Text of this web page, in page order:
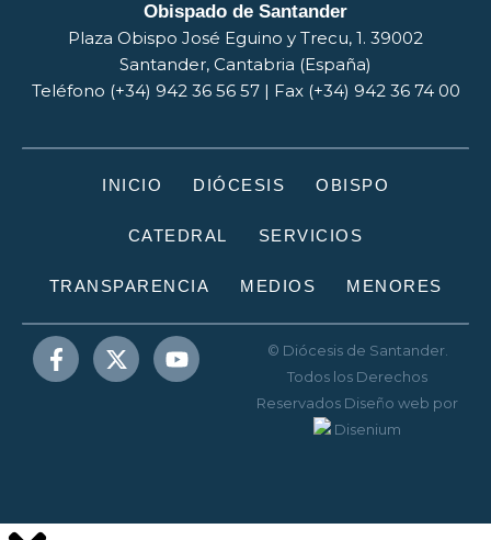
Obispado de Santander
Plaza Obispo José Eguino y Trecu, 1. 39002
Santander, Cantabria (España)
Teléfono (+34) 942 36 56 57 | Fax (+34) 942 36 74 00
INICIO DIÓCESIS OBISPO
CATEDRAL SERVICIOS
TRANSPARENCIA MEDIOS MENORES
© Diócesis de Santander.
Todos los Derechos
Reservados Diseño web por
Disenium